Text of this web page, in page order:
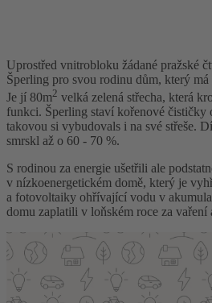
Uprostřed vnitrobloku žádané pražské
Šperling pro svou rodinu dům, který má
Je jí 80m2 velká zelená střecha, která
funkci. Šperling staví kořenové čističky
takovou si vybudovals i na své střeše.
smrskl až o 60 - 70 %.
S rodinou za energie ušetřili ale
v nízkoenergetickém domě, který je
a fotovoltaiky ohřívající vodu v
domu zaplatili v loňském roce za